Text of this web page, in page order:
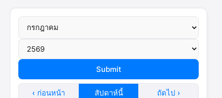
‹ ก่อนหน้า สัปดาห์นี้ ถัดไป ›